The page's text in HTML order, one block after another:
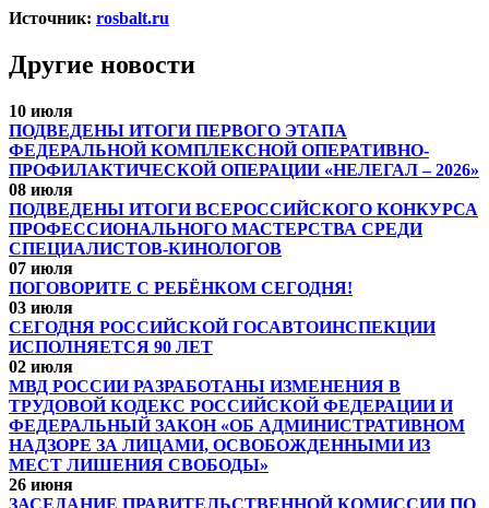
Источник: rosbalt.ru
Другие новости
10 июля
ПОДВЕДЕНЫ ИТОГИ ПЕРВОГО ЭТАПА
ФЕДЕРАЛЬНОЙ КОМПЛЕКСНОЙ ОПЕРАТИВНО-
ПРОФИЛАКТИЧЕСКОЙ ОПЕРАЦИИ «НЕЛЕГАЛ – 2026»
08 июля
ПОДВЕДЕНЫ ИТОГИ ВСЕРОССИЙСКОГО КОНКУРСА
ПРОФЕССИОНАЛЬНОГО МАСТЕРСТВА СРЕДИ
СПЕЦИАЛИСТОВ-КИНОЛОГОВ
07 июля
ПОГОВОРИТЕ С РЕБЁНКОМ СЕГОДНЯ!
03 июля
СЕГОДНЯ РОССИЙСКОЙ ГОСАВТОИНСПЕКЦИИ
ИСПОЛНЯЕТСЯ 90 ЛЕТ
02 июля
МВД РОССИИ РАЗРАБОТАНЫ ИЗМЕНЕНИЯ В
ТРУДОВОЙ КОДЕКС РОССИЙСКОЙ ФЕДЕРАЦИИ И
ФЕДЕРАЛЬНЫЙ ЗАКОН «ОБ АДМИНИСТРАТИВНОМ
НАДЗОРЕ ЗА ЛИЦАМИ, ОСВОБОЖДЕННЫМИ ИЗ
МЕСТ ЛИШЕНИЯ СВОБОДЫ»
26 июня
ЗАСЕДАНИЕ ПРАВИТЕЛЬСТВЕННОЙ КОМИССИИ ПО